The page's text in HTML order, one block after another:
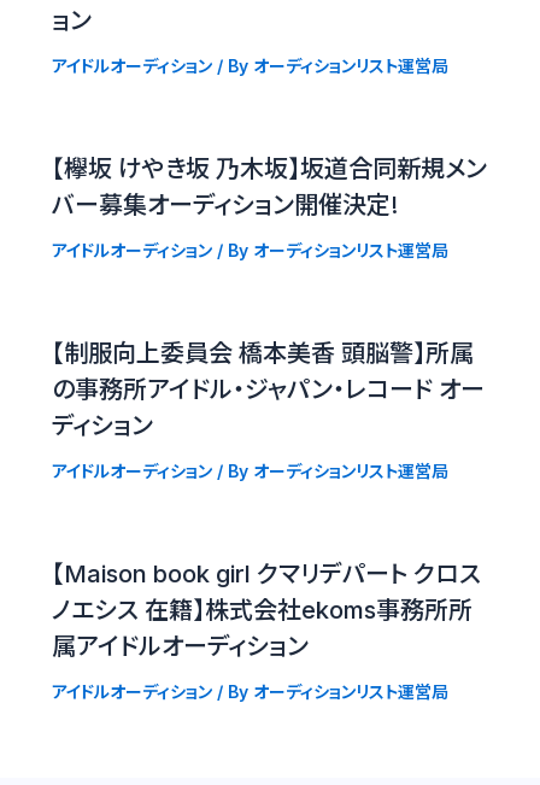
ョン
アイドルオーディション/ By オーディションリスト運営局
【欅坂 けやき坂 乃木坂】坂道合同新規メン
バー募集オーディション開催決定!
アイドルオーディション/ By オーディションリスト運営局
【制服向上委員会 橋本美香 頭脳警】所属
の事務所アイドル・ジャパン・レコード オー
ディション
アイドルオーディション/ By オーディションリスト運営局
【Maison book girl クマリデパート クロス
ノエシス 在籍】株式会社ekoms事務所所
属アイドルオーディション
アイドルオーディション/ By オーディションリスト運営局